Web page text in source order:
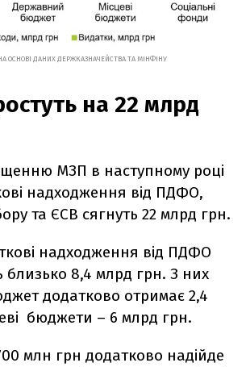
ОСНОВІ ДАНИХ ДЕРЖКАЗНАЧЕЙСТВА ТА МІНФІНУ
на 22 млрд
МЗП в наступному році
надходження від ПДФО,
та ЄСВ сягнуть 22 млрд грн.
надходження від ПДФО
близько 8,4 млрд грн. З них
додатково отримає 2,4
бюджети – 6 млрд грн.
млн грн додатково надійде